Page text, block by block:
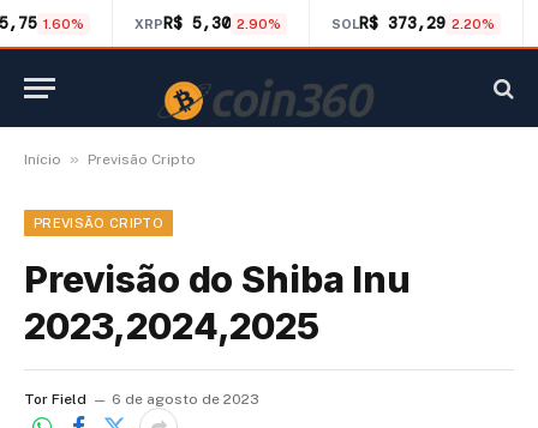
1.60% XRPR$ 5,30 2.90% SOLR$ 373,29 2.20%
Início » Previsão Cripto
PREVISÃO CRIPTO
Previsão do Shiba Inu
2023,2024,2025
Tor Field 6 de agosto de 2023